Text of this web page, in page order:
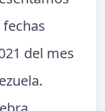
del mes